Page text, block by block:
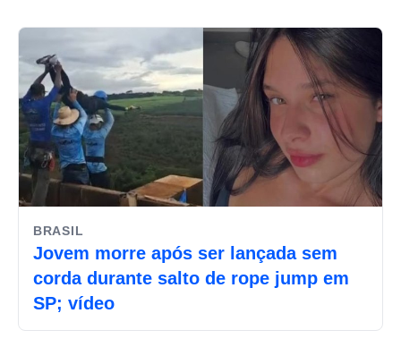
BRASIL
Jovem morre após ser lançada sem
corda durante salto de rope jump em
SP; vídeo